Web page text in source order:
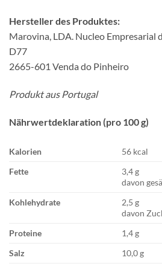
Hersteller des Produktes:
Marovina, LDA. Nucleo Empresarial
D77
2665-601 Venda do Pinheiro
Produkt aus Portugal
Nährwertdeklaration (pro 100 g)
Kalorien
56 kcal
Fette
3,4 g
davon
Kohlehydrate
2,5 g
davon
Proteine
1,4 g
Salz
10,0 g